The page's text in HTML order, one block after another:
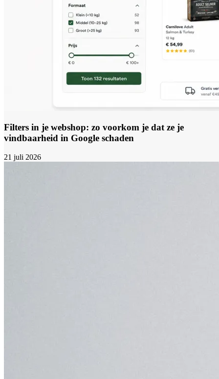
Filters in je webshop: zo voorkom je dat ze je
vindbaarheid in Google schaden
21 juli 2026